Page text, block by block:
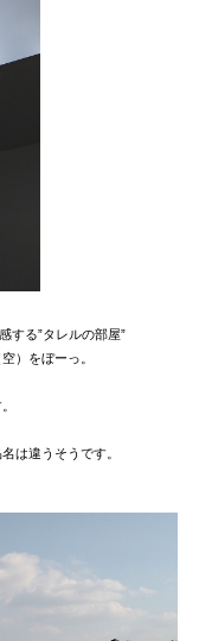
する”タレルの部屋”
）をぼーっ。
は違うそうです。